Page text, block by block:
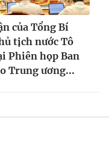
của Tổng Bí
tịch nước Tô
Phiên họp Ban
Trung ương...